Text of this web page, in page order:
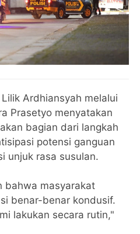
Ardhiansyah melalui
Prasetyo menyatakan
bagian dari langkah
potensi ganguan
unjuk rasa susulan.
bahwa masyarakat
benar-benar kondusif.
lakukan secara rutin,"